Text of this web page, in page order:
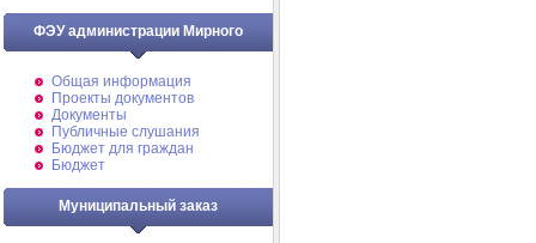
ФЭУ администрации Мирного
Общая информация
Проекты документов
Документы
Публичные слушания
Бюджет для граждан
Бюджет
Муниципальный заказ